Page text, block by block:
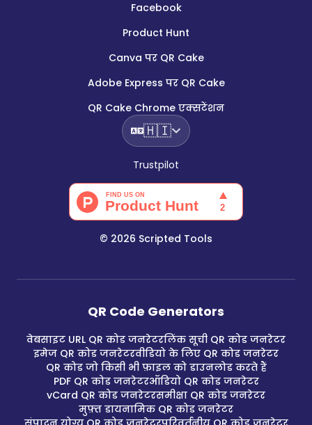
Facebook
Product Hunt
Canva पर QR Cake
Adobe Express पर QR Cake
QR Cake Chrome एक्सटेंशन
🇭🇮
Trustpilot
© 2026 Scripted Tools
QR Code Generators
वेबसाइट URL QR कोड जनरेटरलिंक सूची QR कोड जनरेटर
इमेज QR कोड जनरेटरवीडियो के लिए QR कोड जनरेटर
QR कोड जो किसी भी फ़ाइल को डाउनलोड करते हैं
PDF QR कोड जनरेटरऑडियो QR कोड जनरेटर
vCard QR कोड जनरेटरसमीक्षा QR कोड जनरेटर
मुफ़्त डायनामिक QR कोड जनरेटर